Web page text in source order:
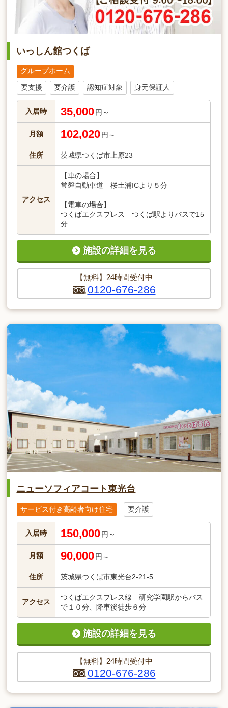
いっしん館つくば
グループホーム
要支援 要介護 認知症対象 身元保証人
入居時 35,000 円～
月額 102,020 円～
住所 茨城県つくば市上原23
アクセス
【車の場合】
常磐自動車道 桜土浦ICより５分
【電車の場合】
つくばエクスプレス つくば駅よりバスで15
分
【無料】24時間受付中
0120-676-286
施設の詳細を見る
ニューソフィアコート東光台
サービス付き高齢者向け住宅 要介護
入居時 150,000 円～
月額 90,000 円～
住所 茨城県つくば市東光台2-21-5
アクセス
つくばエクスプレス線 研究学園駅からバス
で１０分、降車後徒歩６分
【無料】24時間受付中
0120-676-286
施設の詳細を見る